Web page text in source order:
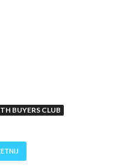
BUYERS CLUB